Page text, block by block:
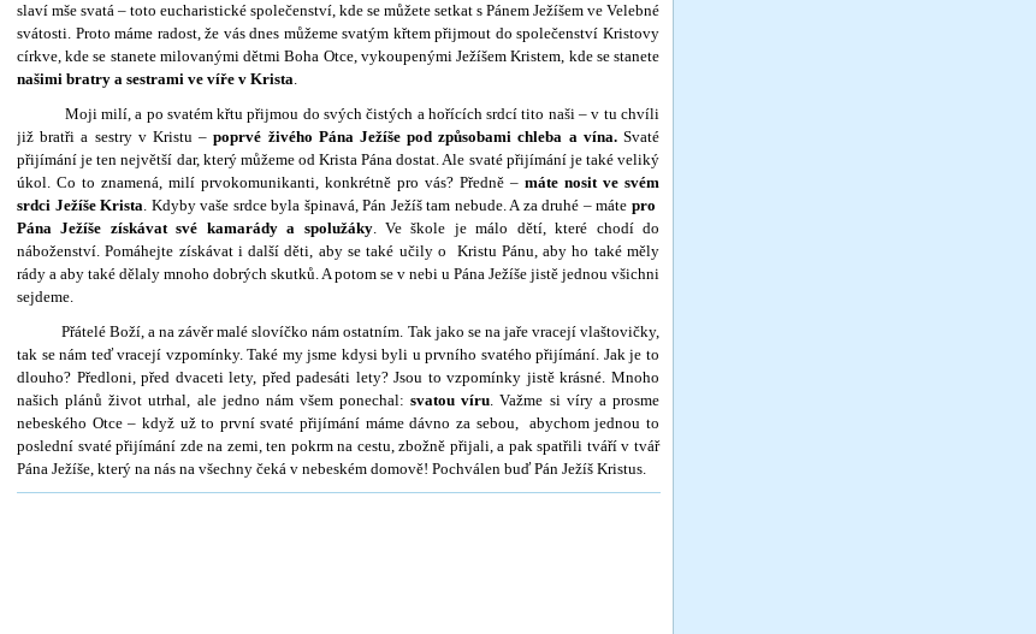
slaví mše svatá – toto eucharistické společenství, kde se můžete setkat s Pánem Ježíšem ve Velebné
svátosti. Proto máme radost, že vás dnes můžeme svatým křtem přijmout do společenství Kristovy
církve, kde se stanete mi­lovanými dětmi Boha Otce, vykoupenými Ježíšem Kristem, kde se stanete
našimi bratry a sestrami ve víře v Krista.
Moji milí, a po svatém křtu přijmou do svých čistých a hořících srdcí tito naši – v tu chvíli
již bratři a sestry v Kristu –poprvé živého Pána Ježíše pod způsobami chleba a vína. Svaté
přijímání je ten největší dar, který můžeme od Krista Pána dostat. Ale svaté přijímání je také veliký
úkol. Co to znamená, milí prvokomunikanti, konkrétně pro vás? Předně – máte nosit ve svém
srdci Ježíše Krista. Kdyby vaše srdce byla špinavá, Pán Ježíš tam nebude. A za druhé – mátepro
Pána Ježíše získávat své kamarády a spolužáky. Ve škole je málo dětí, které chodí do
náboženství. Pomáhejte získávat i další děti, aby se také učily o Kristu Pánu, aby ho také měly
rády a aby také dělaly mnoho dob­rých skutků. A potom se v nebi u Pána Ježíše jistě jednou všichni
sejdeme.
Přátelé Boží, a na závěr malé slovíčko nám ostatním. Tak jako se na jaře vracejí vlaštovičky,
tak se nám teď vracejí vzpomínky. Také my jsme kdysi byli u prvního svatého přijímání. Jak je to
dlouho? Předloni, před dvaceti lety, před pade­sáti lety? Jsou to vzpomínky jistě krásné. Mnoho
našich plánů život utrhal, ale jedno nám všem ponechal:svatou víru. Važme si víry a prosme
nebeského Otce – když už to první svaté přijímání máme dávno za sebou, abychom jednou to
poslední svaté přijímání zde na zemi, ten pokrm na cestu, zbožně přijali, a pak spatřili tváří v tvář
Pána Ježíše, který na nás na všechny čeká v nebeském domově! Pochválen buď Pán Ježíš Kristus.